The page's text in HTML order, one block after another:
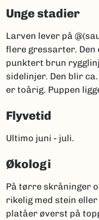
Unge stadier
Larven lever på
flere gressarter. Den
punktert brun
sidelinjer. Den blir
er toårig. Puppen
Flyvetid
Ultimo juni - juli.
Økologi
På tørre skråninger
rikelig med stein
platåer øverst på